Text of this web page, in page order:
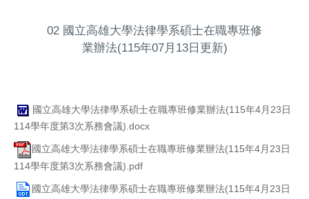
02 國立高雄大學法律學系碩士在職專班修
業辦法(115年07月13日更新)
國立高雄大學法律學系碩士在職專班修業辦法(115年4月23日
114學年度第3次系務會議).docx
國立高雄大學法律學系碩士在職專班修業辦法(115年4月23日
114學年度第3次系務會議).pdf
國立高雄大學法律學系碩士在職專班修業辦法(115年4月23日